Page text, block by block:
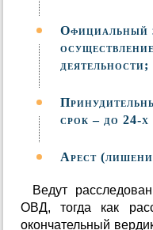
Официальный
деятельности;
срок – до 24-х
Арест
Ведут
ОВД, тогда как
окончательный